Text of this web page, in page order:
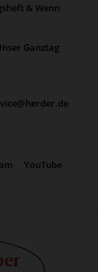
& Wenn
Ganztag
YouTube